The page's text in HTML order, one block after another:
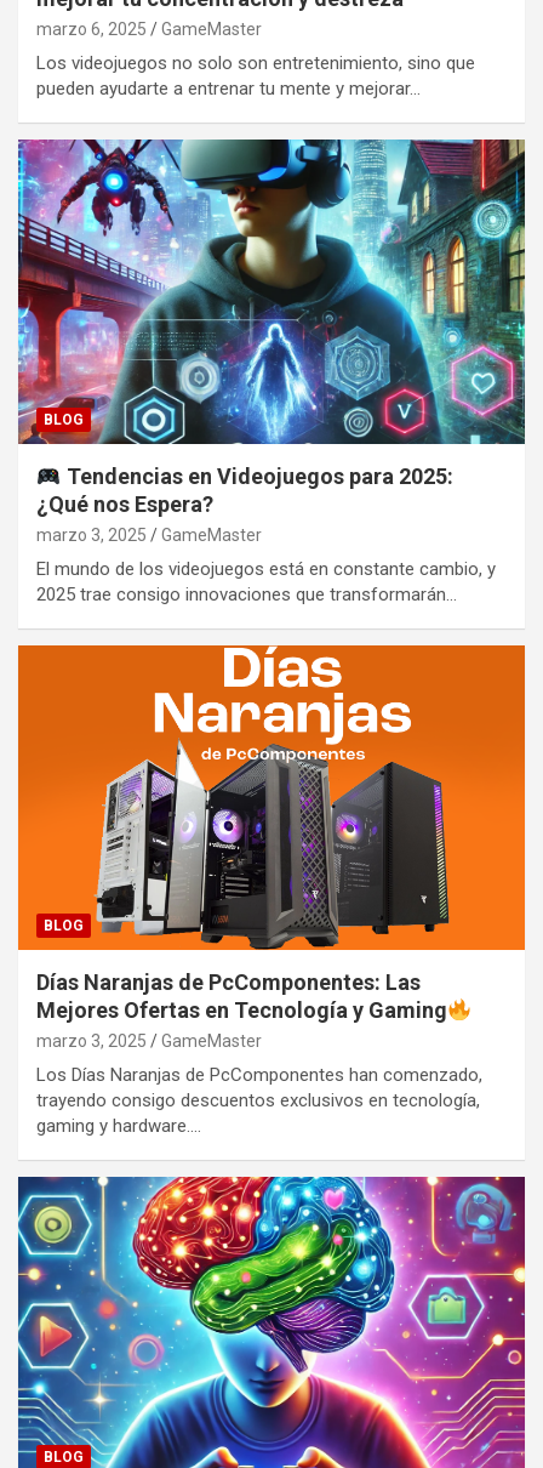
marzo 6, 2025 GameMaster
Los videojuegos no solo son entretenimiento, sino que
pueden ayudarte a entrenar tu mente y mejorar…
BLOG
Tendencias en Videojuegos para 2025:
¿Qué nos Espera?
marzo 3, 2025 GameMaster
El mundo de los videojuegos está en constante cambio, y
2025 trae consigo innovaciones que transformarán…
BLOG
Días Naranjas de PcComponentes: Las
Mejores Ofertas en Tecnología y Gaming
marzo 3, 2025 GameMaster
Los Días Naranjas de PcComponentes han comenzado,
trayendo consigo descuentos exclusivos en tecnología,
gaming y hardware.…
BLOG